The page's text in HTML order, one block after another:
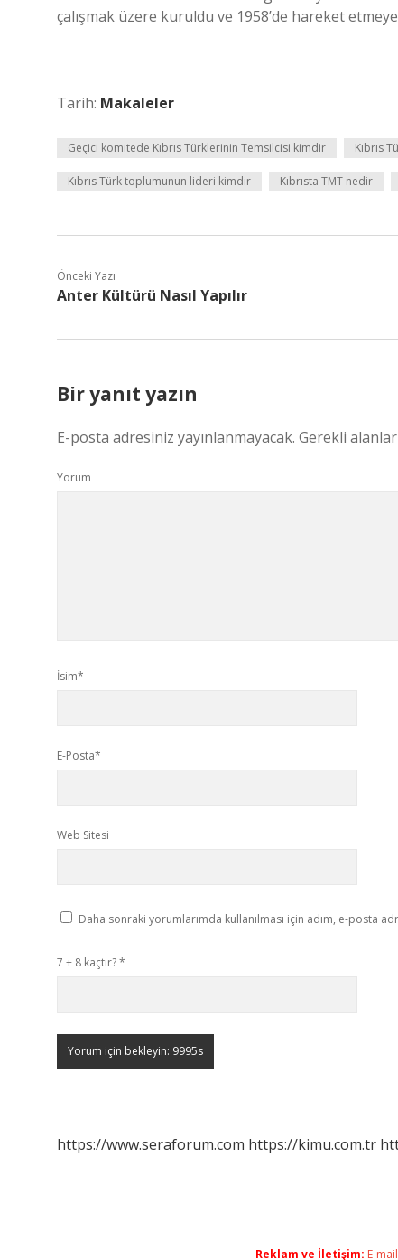
çalışmak üzere kuruldu ve 1958’de hareket etmeye
Tarih: Makaleler
Geçici komitede Kıbrıs Türklerinin Temsilcisi kimdir Kıbrıs
Kıbrıs Türk toplumunun lideri kimdir Kıbrısta TMT nedir
Önceki Yazı
Anter Kültürü Nasıl Yapılır
Bir yanıt yazın
E-posta adresiniz yayınlanmayacak. Gerekli alanlar
Yorum
İsim*
E-Posta*
Web Sitesi
Daha sonraki yorumlarımda kullanılması için adım, e-posta
7 + 8 kaçtır?*
https://www.seraforum.com https://kimu.com.tr
Reklam ve İletişim: E-